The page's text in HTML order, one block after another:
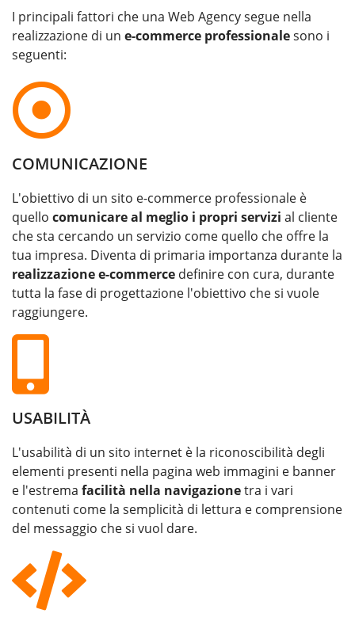
I principali fattori che una Web Agency segue nella
realizzazione di un e-commerce professionalesono i
seguenti:
COMUNICAZIONE
L'obiettivo di un sito e-commerce professionale è
quello comunicare al meglio i propri servizi al cliente
che sta cercando un servizio come quello che offre la
tua impresa. Diventa di primaria importanza durante la
realizzazione e-commerce definire con cura, durante
tutta la fase di progettazione l'obiettivo che si vuole
raggiungere.
USABILITÀ
L'usabilità di un sito internet è la riconoscibilità degli
elementi presenti nella pagina web immagini e banner
e l'estrema facilità nella navigazionetra i vari
contenuti come la semplicità di lettura e comprensione
del messaggio che si vuol dare.